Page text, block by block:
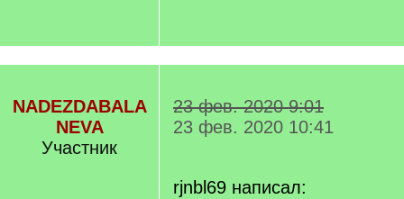
NADEZDABALA
NEVA
Участник
23 фев. 2020 9:01
23 фев. 2020 10:41
rjnbl69 написал: